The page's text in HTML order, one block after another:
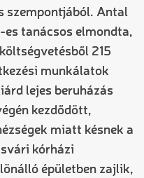
szempontjából. Antal
es tanácsos elmondta,
215
munkálatok
lejes beruházás
kezdődött,
miatt késnek a
kórházi
épületben zajlik,